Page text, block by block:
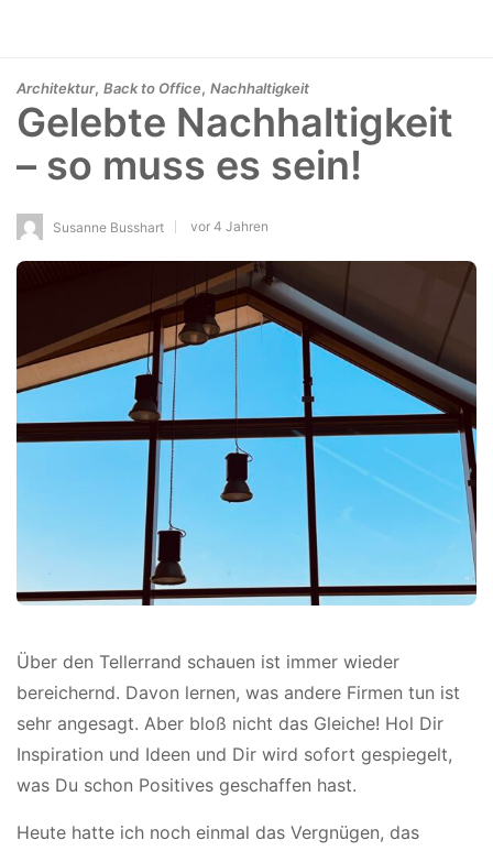
Architektur, Back to Office, Nachhaltigkeit
Gelebte Nachhaltigkeit
– so muss es sein!
Susanne Busshart vor 4 Jahren
Über den Tellerrand schauen ist immer wieder
bereichernd. Davon lernen, was andere Firmen tun ist
sehr angesagt. Aber bloß nicht das Gleiche! Hol Dir
Inspiration und Ideen und Dir wird sofort gespiegelt,
was Du schon Positives geschaffen hast.
Heute hatte ich noch einmal das Vergnügen, das